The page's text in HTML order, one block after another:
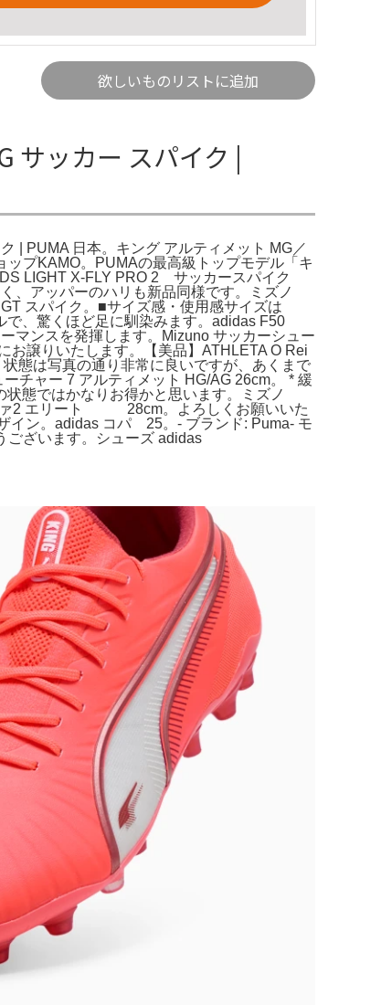
欲しいものリストに追加
サッカー スパイク |
| PUMA 日本。キング アルティメット MG／
プKAMO。PUMAの最高級トップモデル「キ
DS LIGHT X-FLY PRO 2 サッカースパイク
、アッパーのハリも新品同様です。ミズノ
スパイク。■サイズ感・使用感サイズは
、驚くほど足に馴染みます。adidas F50
マンスを発揮します。Mizuno サッカーシュー
お譲りいたします。【美品】ATHLETA O Rei
態は写真の通り非常に良いですが、あくまで
チャー 7 アルティメット HG/AG 26cm。 * 緩
態ではかなりお得かと思います。ミズノ
ァ2 エリート 28cm。よろしくお願いいた
イン。adidas コパ 25。- ブランド: Puma- モ
ございます。シューズ adidas